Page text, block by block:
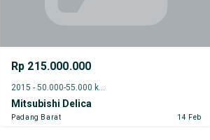
Rp 215.000.000
Mitsubishi Delica
Padang Barat 14 Feb